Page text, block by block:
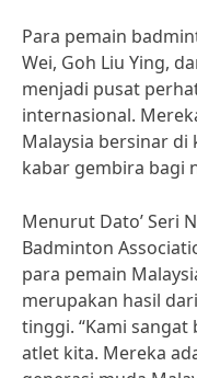
Para pemain
Wei, Goh Liu Ying,
menjadi pusat
internasional.
Malaysia bersinar di
kabar gembira bagi
Menurut Dato’ Seri
Badminton
para pemain
merupakan hasil
tinggi. “Kami
atlet kita. Mereka